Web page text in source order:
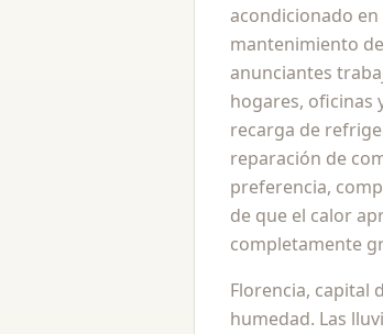
acondicionado
mantenimiento
anunciantes
hogares, oficinas
recarga de
reparación de
preferencia,
de que el calor
completamente
Florencia, capital
humedad. Las